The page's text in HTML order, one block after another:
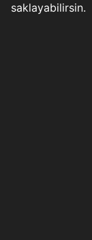
saklayabilirsin.